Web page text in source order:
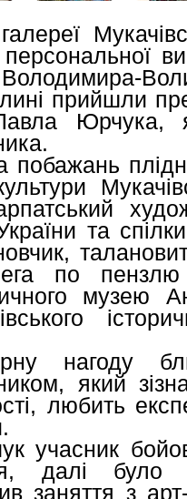
прийшли
Юрчука,
побажань
та
по пензлю
музею
нагоду
який
любить
учасник
далі було
заняття з